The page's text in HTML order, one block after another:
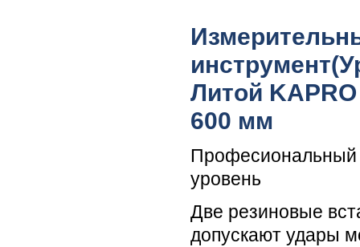
Литой
600 мм
Професиональный
уровень
Две резиновые
допускают удары